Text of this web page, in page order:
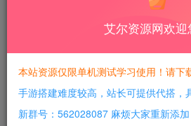
每日活跃最高可获得600积分！
积分免费兑换！
游戏介绍：
艾尔资源网欢迎
本站资源仅限单机测试学习使用！请下
手游搭建难度较高，站长可提供代搭，
新群号：562028087 麻烦大家重新添加